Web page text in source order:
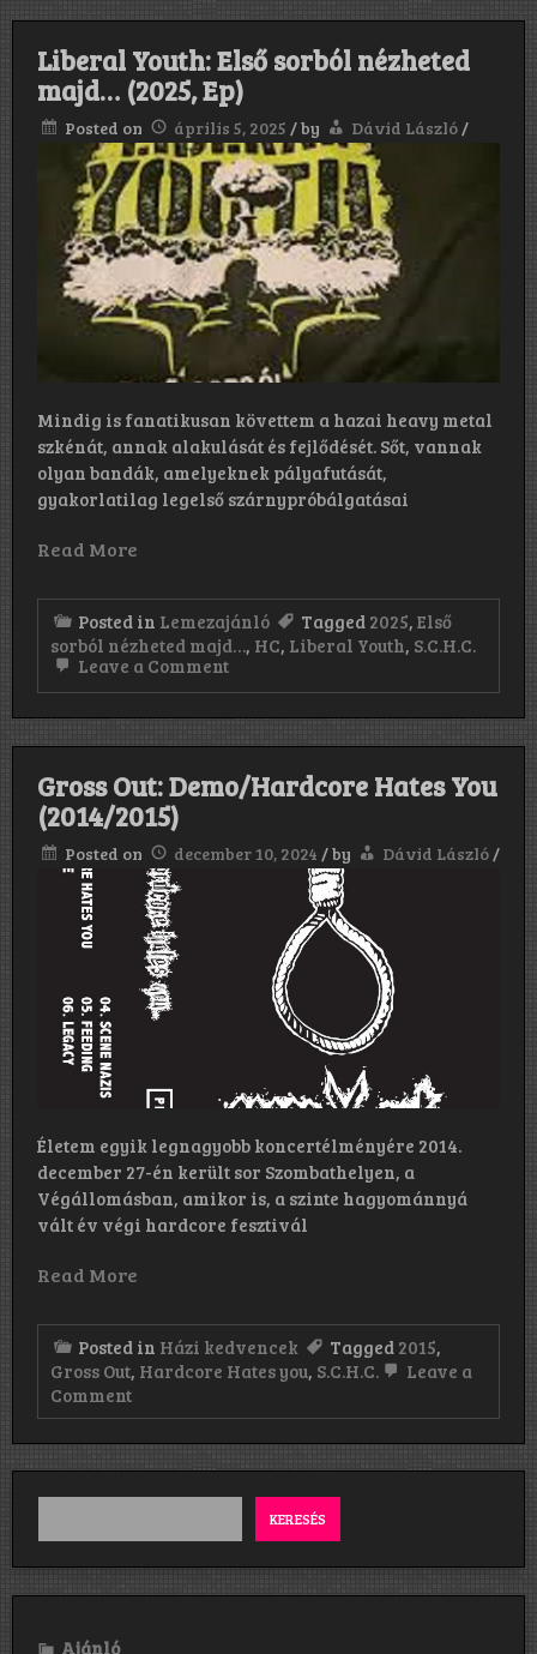
Liberal Youth: Első sorból nézheted
majd… (2025, Ep)
Posted on április 5, 2025 /by Dávid László/
Mindig is fanatikusan követtem a hazai heavy metal
szkénát, annak alakulását és fejlődését. Sőt, vannak
olyan bandák, amelyeknek pályafutását,
gyakorlatilag legelső szárnypróbálgatásai
Read More
Posted in Lemezajánló Tagged 2025, Első
sorból nézheted majd…, HC, Liberal Youth, S.C.H.C.
Leave a Commenton
Első
sorból
majd…
(2025,
Gross Out: Demo/Hardcore Hates You
(2014/2015)
Posted on december 10, 2024 /by Dávid László /
Életem egyik legnagyobb koncertélményére 2014.
december 27-én került sor Szombathelyen, a
Végállomásban, amikor is, a szinte hagyománnyá
vált év végi hardcore fesztivál
Read More
Posted in Házi kedvencek Tagged 2015,
Gross Out, Hardcore Hates you, S.C.H.C.
Leave a
Commenton
Gross
Hates
You
KERESÉS
Ajánló